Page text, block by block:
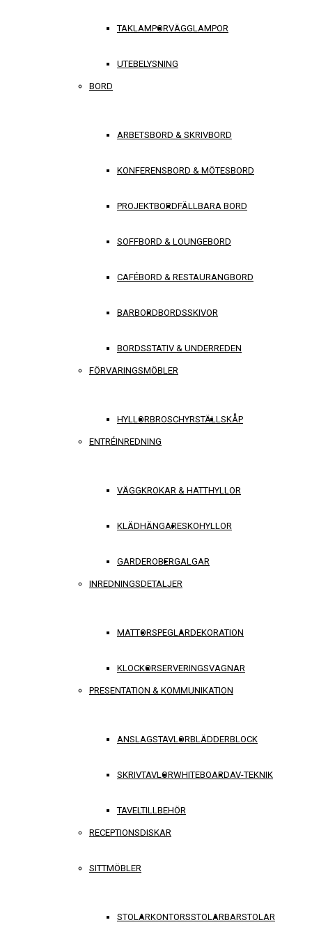
TAKLAMPORVÄGGLAMPOR
UTEBELYSNING
BORD
ARBETSBORD & SKRIVBORD
KONFERENSBORD & MÖTESBORD
PROJEKTBORDFÄLLBARA BORD
SOFFBORD & LOUNGEBORD
CAFÉBORD & RESTAURANGBORD
BARBORDBORDSSKIVOR
BORDSSTATIV & UNDERREDEN
FÖRVARINGSMÖBLER
HYLLORBROSCHYRSTÄLLSKÅP
ENTRÉINREDNING
VÄGGKROKAR & HATTHYLLOR
KLÄDHÄNGARESKOHYLLOR
GARDEROBERGALGAR
INREDNINGSDETALJER
MATTORSPEGLARDEKORATION
KLOCKORSERVERINGSVAGNAR
PRESENTATION & KOMMUNIKATION
ANSLAGSTAVLORBLÄDDERBLOCK
SKRIVTAVLORWHITEBOARDAV-TEKNIK
TAVELTILLBEHÖR
RECEPTIONSDISKAR
SITTMÖBLER
STOLARKONTORSSTOLARBARSTOLAR